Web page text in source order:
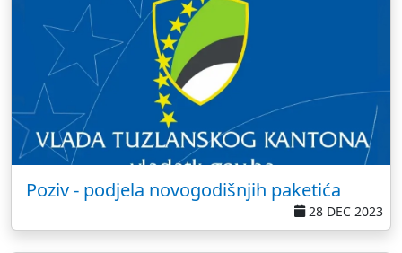
Poziv - podjela novogodišnjih paketića
28 DEC 2023